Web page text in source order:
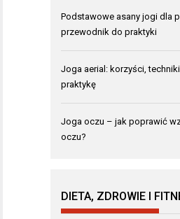
Podstawowe asany jogi dla
przewodnik do praktyki
Joga aerial: korzyści,
praktykę
Joga oczu – jak poprawić
oczu?
DIETA, ZDROWIE I